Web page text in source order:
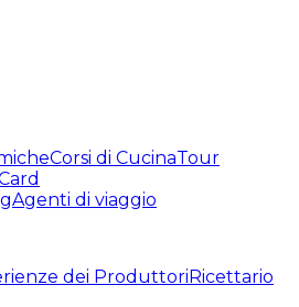
Corsi di CucinaTour
Agenti di viaggio
dei ProduttoriRicettario